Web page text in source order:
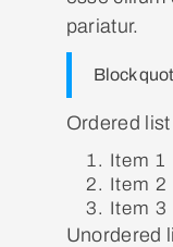
pariatur.
Block
Ordered list
Item 1
Item 2
Item 3
Unordered